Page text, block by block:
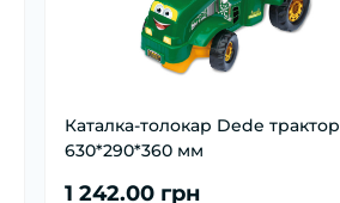
Каталка-толокар Dede трактор
630*290*360 мм
1 242.00 грн